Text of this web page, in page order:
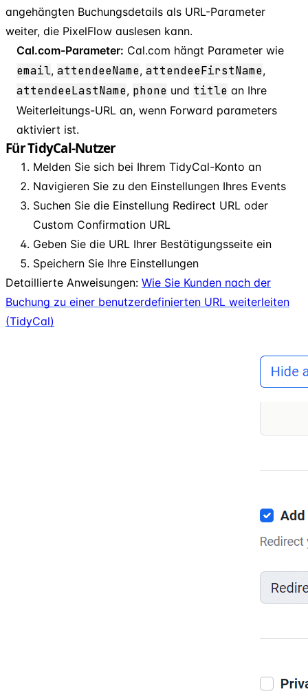
angehängten Buchungsdetails als URL-Parameter
weiter, die PixelFlow auslesen kann.
Cal.com-Parameter: Cal.com hängt Parameter wie
email, attendeeName, attendeeFirstName,
attendeeLastName, phone und title an Ihre
Weiterleitungs-URL an, wenn Forward parameters
aktiviert ist.
Für TidyCal-Nutzer
Melden Sie sich bei Ihrem TidyCal-Konto an
Navigieren Sie zu den Einstellungen Ihres Events
Suchen Sie die Einstellung Redirect URL oder
Custom Confirmation URL
Geben Sie die URL Ihrer Bestätigungsseite ein
Speichern Sie Ihre Einstellungen
Detaillierte Anweisungen: Wie Sie Kunden nach der
Buchung zu einer benutzerdefinierten URL weiterleiten
(TidyCal)